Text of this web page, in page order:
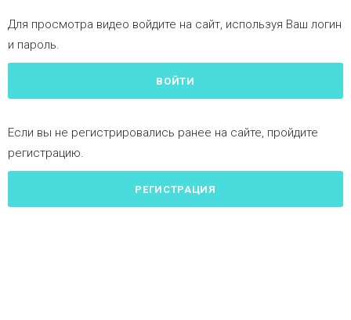
Для просмотра видео войдите на сайт, используя Ваш логин
и пароль.
ВОЙТИ
Если вы не регистрировались ранее на сайте, пройдите
регистрацию.
РЕГИСТРАЦИЯ